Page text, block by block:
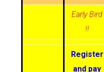
Early Bird
!!
Register
and pay